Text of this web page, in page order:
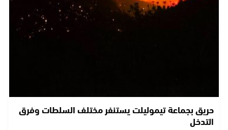
حريق بجماعة تيموليلت يستنفر مختلف السلطات وفرق
التدخل